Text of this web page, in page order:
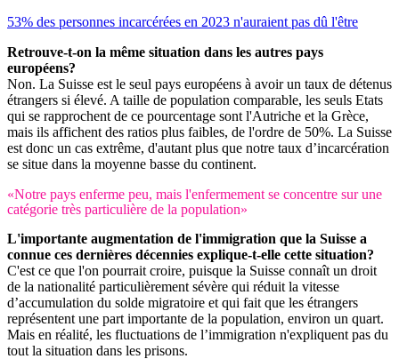
53% des personnes incarcérées en 2023 n'auraient pas dû l'être
Retrouve-t-on la même situation dans les autres pays
européens?
Non. La Suisse est le seul pays européens à avoir un taux de détenus
étrangers si élevé. A taille de population comparable, les seuls Etats
qui se rapprochent de ce pourcentage sont l'Autriche et la Grèce,
mais ils affichent des ratios plus faibles, de l'ordre de 50%. La Suisse
est donc un cas extrême, d'autant plus que notre taux d’incarcération
se situe dans la moyenne basse du continent.
«Notre pays enferme peu, mais l'enfermement se concentre sur une
catégorie très particulière de la population»
L'importante augmentation de l'immigration que la Suisse a
connue ces dernières décennies explique-t-elle cette situation?
C'est ce que l'on pourrait croire, puisque la Suisse connaît un droit
de la nationalité particulièrement sévère qui réduit la vitesse
d’accumulation du solde migratoire et qui fait que les étrangers
représentent une part importante de la population, environ un quart.
Mais en réalité, les fluctuations de l’immigration n'expliquent pas du
tout la situation dans les prisons.